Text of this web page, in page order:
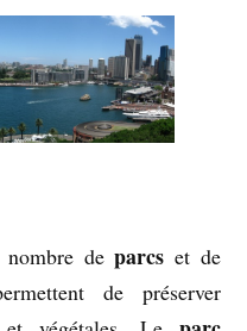
nombre deparcs et de
de préserver